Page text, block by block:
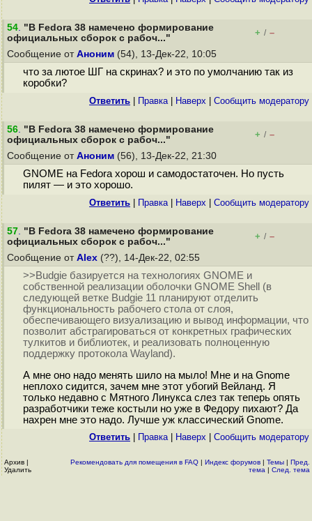
54. "В Fedora 38 намечено формирование
официальных сборок с рабоч..."
+ / –
Сообщение от Аноним (54), 13-Дек-22, 10:05
что за лютое ШГ на скринах? и это по умолчанию так из
коробки?
Ответить Правка| Наверх Cообщить модератору
56. "В Fedora 38 намечено формирование
официальных сборок с рабоч..."
+ / –
Сообщение от Аноним (56), 13-Дек-22, 21:30
GNOME на Fedora хорош и самодостаточен. Но пусть
пилят — и это хорошо.
Ответить Правка| Наверх Cообщить модератору
57. "В Fedora 38 намечено формирование
официальных сборок с рабоч..."
+ / –
Сообщение от Alex (??), 14-Дек-22, 02:55
>>Budgie базируется на технологиях GNOME и
собственной реализации оболочки GNOME Shell (в
следующей ветке Budgie 11 планируют отделить
функциональность рабочего стола от слоя,
обеспечивающего визуализацию и вывод информации, что
позволит абстрагироваться от конкретных графических
тулкитов и библиотек, и реализовать полноценную
поддержку протокола Wayland).
А мне оно надо менять шило на мыло! Мне и на Gnome
неплохо сидится, зачем мне этот убогий Вейланд. Я
только недавно с Мятного Линукса слез так теперь опять
разработчики теже костыли но уже в Федору пихают? Да
нахрен мне это надо. Лучше уж классический Gnome.
Ответить Правка| Наверх Cообщить модератору
Архив |
Удалить
Рекомендовать для помещения в FAQ | Индекс форумов | Темы | Пред.
тема | След. тема